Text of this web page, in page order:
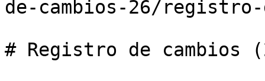
de-cambios-26/registro-
# Registro de cambios